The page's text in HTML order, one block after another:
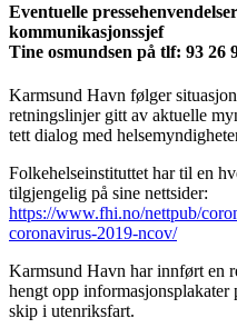
Eventuelle
kommunikasjonssjef
Tine osmundsen på tlf: 93 26
Karmsund Havn følger
retningslinjer gitt av aktuelle
tett dialog med
Folkehelseinstituttet har til en
tilgjengelig på sine nettsider:
https://www.fhi.no/nettpub/
coronavirus-2019-ncov/
Karmsund Havn har innført en
hengt opp informasjonsplakater
skip i utenriksfart.